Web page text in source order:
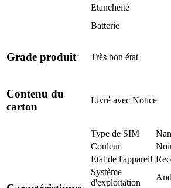
Etanchéité
Batterie
Grade produit Très bon état
Contenu du
carton
Livré avec Notice
Type de SIM
Couleur
Etat de l'appareil
Système
d'exploitation